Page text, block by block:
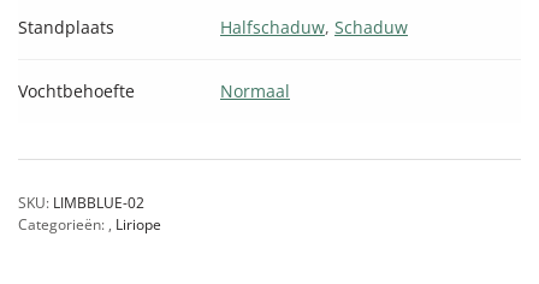
Standplaats Halfschaduw,Schaduw
Vochtbehoefte Normaal
SKU: LIMBBLUE-02
Categorieën: , Liriope